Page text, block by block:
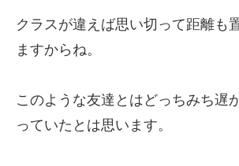
クラスが違えば思い切って距離も
ますからね。
このような友達とはどっちみち遅
っていたとは思います。